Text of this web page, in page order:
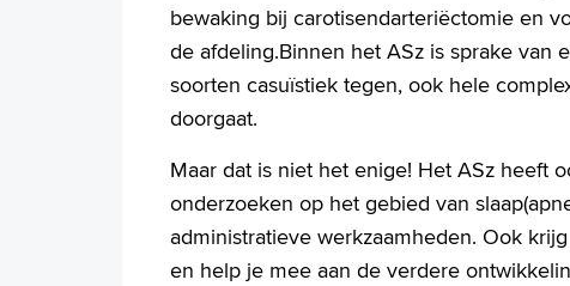
bewaking bij carotisendarteriëctomie en
de afdeling.Binnen het ASz is sprake van
soorten casuïstiek tegen, ook hele
doorgaat.
Maar dat is niet het enige! Het ASz heeft
onderzoeken op het gebied van
administratieve werkzaamheden. Ook
en help je mee aan de verdere